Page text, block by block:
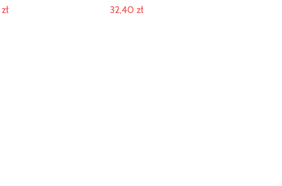
zł
32,40 zł